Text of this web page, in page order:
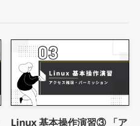
Linux 基本操作演習③ 「ア